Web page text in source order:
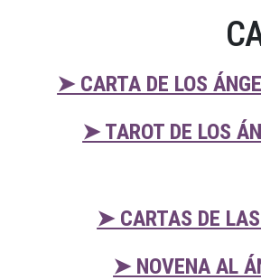
➤ CARTA DE LOS
➤ TAROT DE LOS
➤ CARTAS DE
➤ NOVENA AL